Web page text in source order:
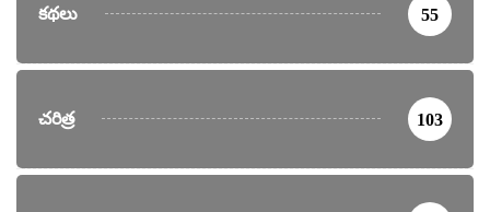
కథలు 55
చరిత్ర 103